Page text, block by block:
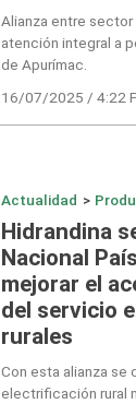
Alianza entre
atención integral a
de Apurímac.
16/07/2025 / 4:22
Actualidad >
Hidrandina
Nacional
mejorar el
del servicio
rurales
Con esta alianza se
electrificación rural